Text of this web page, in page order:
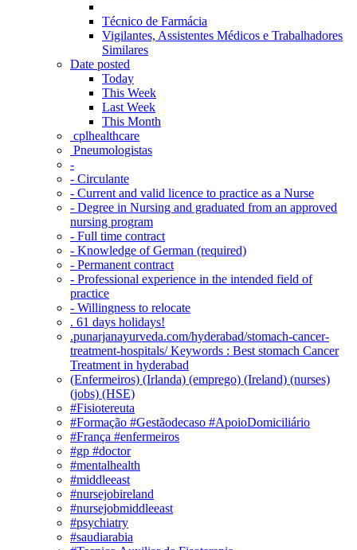
Técnico de Farmácia
Vigilantes, Assistentes Médicos e Trabalhadores
Similares
Date posted
Today
This Week
Last Week
This Month
‎ cplhealthcare‬
Pneumologistas
-
- Circulante
- Current and valid licence to practice as a Nurse
- Degree in Nursing and graduated from an approved
nursing program
- Full time contract
- Knowledge of German (required)
- Permanent contract
- Professional experience in the intended field of
practice
- Willingness to relocate
. 61 days holidays!
.punarjanayurveda.com/hyderabad/stomach-cancer-
treatment-hospitals/ Keywords : Best stomach Cancer
Treatment in hyderabad
(Enfermeiros) (Irlanda) (emprego) (Ireland) (nurses)
(jobs) (HSE)
#Fisiotereuta
#Formação #Gestãodecaso #ApoioDomiciliário
#França #enfermeiros
#gp #doctor
#mentalhealth
#middleeast
#nursejobireland
#nursejobmiddleeast
#psychiatry
#saudiarabia